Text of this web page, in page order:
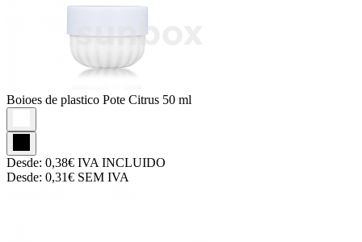
Boioes de plastico Pote Citrus 50 ml
Desde: 0,38€ IVA INCLUIDO
Desde: 0,31€ SEM IVA